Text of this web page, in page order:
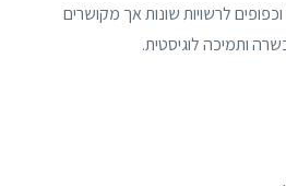
לרשויות שונות אך מקושרים
ותמיכה לוגיסטית.